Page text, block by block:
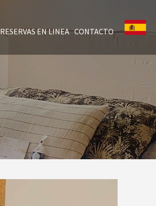
RESERVAS EN LINEA CONTACTO